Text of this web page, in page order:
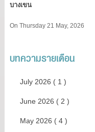
บางเขน​
On Thursday 21 May, 2026
บทความรายเดือน
July 2026 ( 1 )
June 2026 ( 2 )
May 2026 ( 4 )